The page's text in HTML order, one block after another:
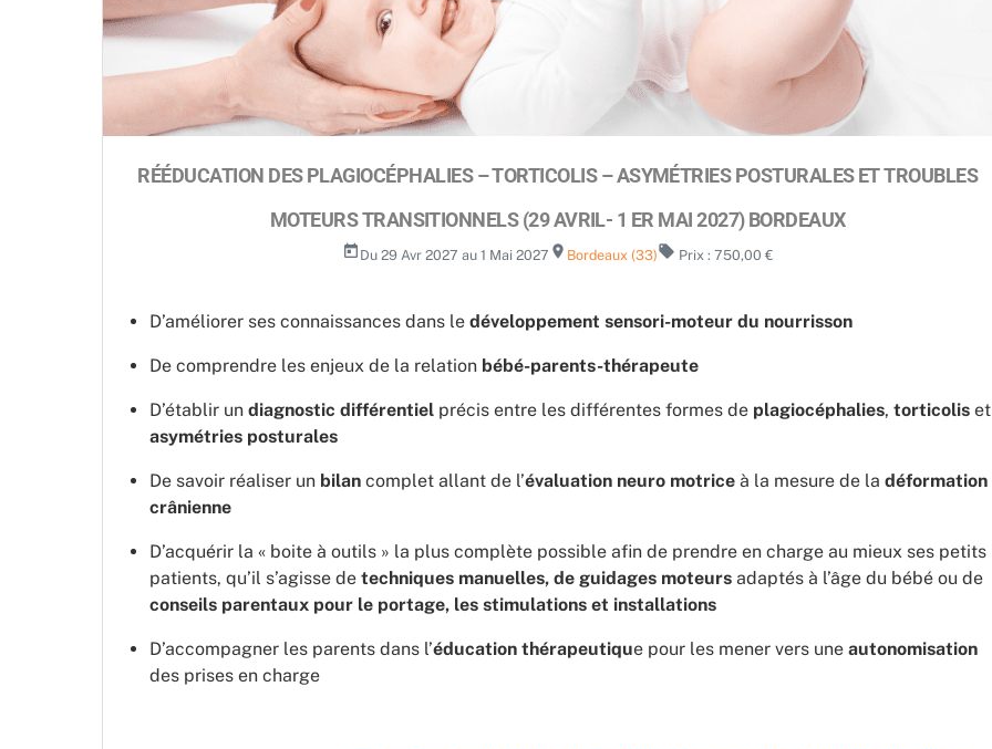
RÉÉDUCATION DES PLAGIOCÉPHALIES – TORTICOLIS – ASYMÉTRIES POSTURALES ET TROUBLES
MOTEURS TRANSITIONNELS (29 AVRIL- 1 ER MAI 2027) BORDEAUX
today Du 29 Avr 2027 au 1 Mai 2027 room Bordeaux (33)local_offer Prix : 750,00 €
D’améliorer ses connaissances dans le développement sensori-moteur du nourrisson
De comprendre les enjeux de la relationbébé-parents-thérapeute
D’établir undiagnostic différentielprécis entre les différentes formes de plagiocéphalies, torticoliset
asymétries posturales
De savoir réaliser un bilancomplet allant de l’évaluation neuro motriceà la mesure de la déformation
crânienne
D’acquérir la « boite à outils » la plus complète possible afin de prendre en charge au mieux ses petits
patients, qu’il s’agisse detechniques manuelles, de guidages moteursadaptés à l’âge du bébé ou de
conseils parentaux pour le portage, les stimulations et installations
D’accompagner les parents dans l’éducation thérapeutique pour les mener vers une autonomisation
des prises en charge